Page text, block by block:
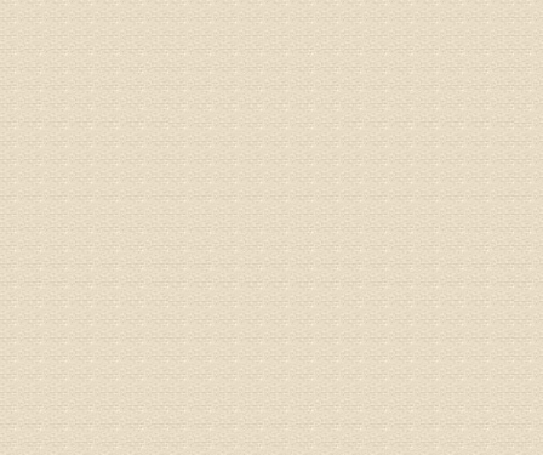
姓名：
病情描
专家回
姓名：
病情描
何？
理疗、
病情描